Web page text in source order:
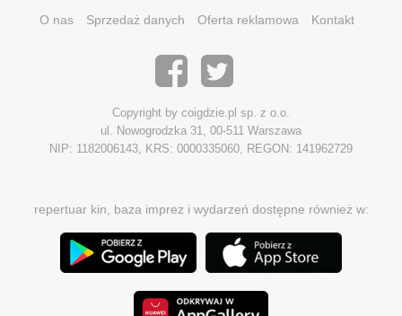
O nas Sprzedaż danych Oferta reklamowa Kontakt
Copyright by coigdzie.pl sp. z o.o.
ul. Nowogrodzka 31, 00-511 Warszawa
NIP: 1182006143, KRS: 0000335060, REGON: 141962729
repertuar kin, baza imprez i wydarzeń dostępne również w: